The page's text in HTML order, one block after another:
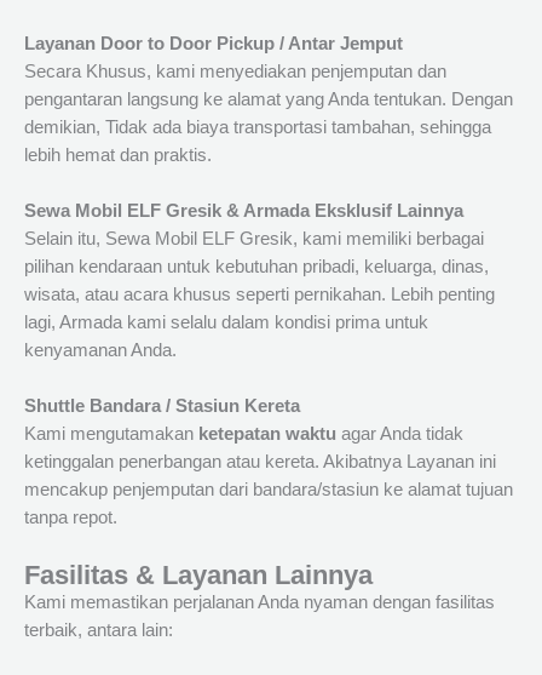
Layanan Door to Door Pickup / Antar Jemput
Secara Khusus, kami menyediakan penjemputan dan
pengantaran langsung ke alamat yang Anda tentukan. Dengan
demikian, Tidak ada biaya transportasi tambahan, sehingga
lebih hemat dan praktis.
Sewa Mobil ELF Gresik & Armada Eksklusif Lainnya
Selain itu, Sewa Mobil ELF Gresik, kami memiliki berbagai
pilihan kendaraan untuk kebutuhan pribadi, keluarga, dinas,
wisata, atau acara khusus seperti pernikahan. Lebih penting
lagi, Armada kami selalu dalam kondisi prima untuk
kenyamanan Anda.
Shuttle Bandara / Stasiun Kereta
Kami mengutamakan ketepatan waktu agar Anda tidak
ketinggalan penerbangan atau kereta. Akibatnya Layanan ini
mencakup penjemputan dari bandara/stasiun ke alamat tujuan
tanpa repot.
Fasilitas & Layanan Lainnya
Kami memastikan perjalanan Anda nyaman dengan fasilitas
terbaik, antara lain: